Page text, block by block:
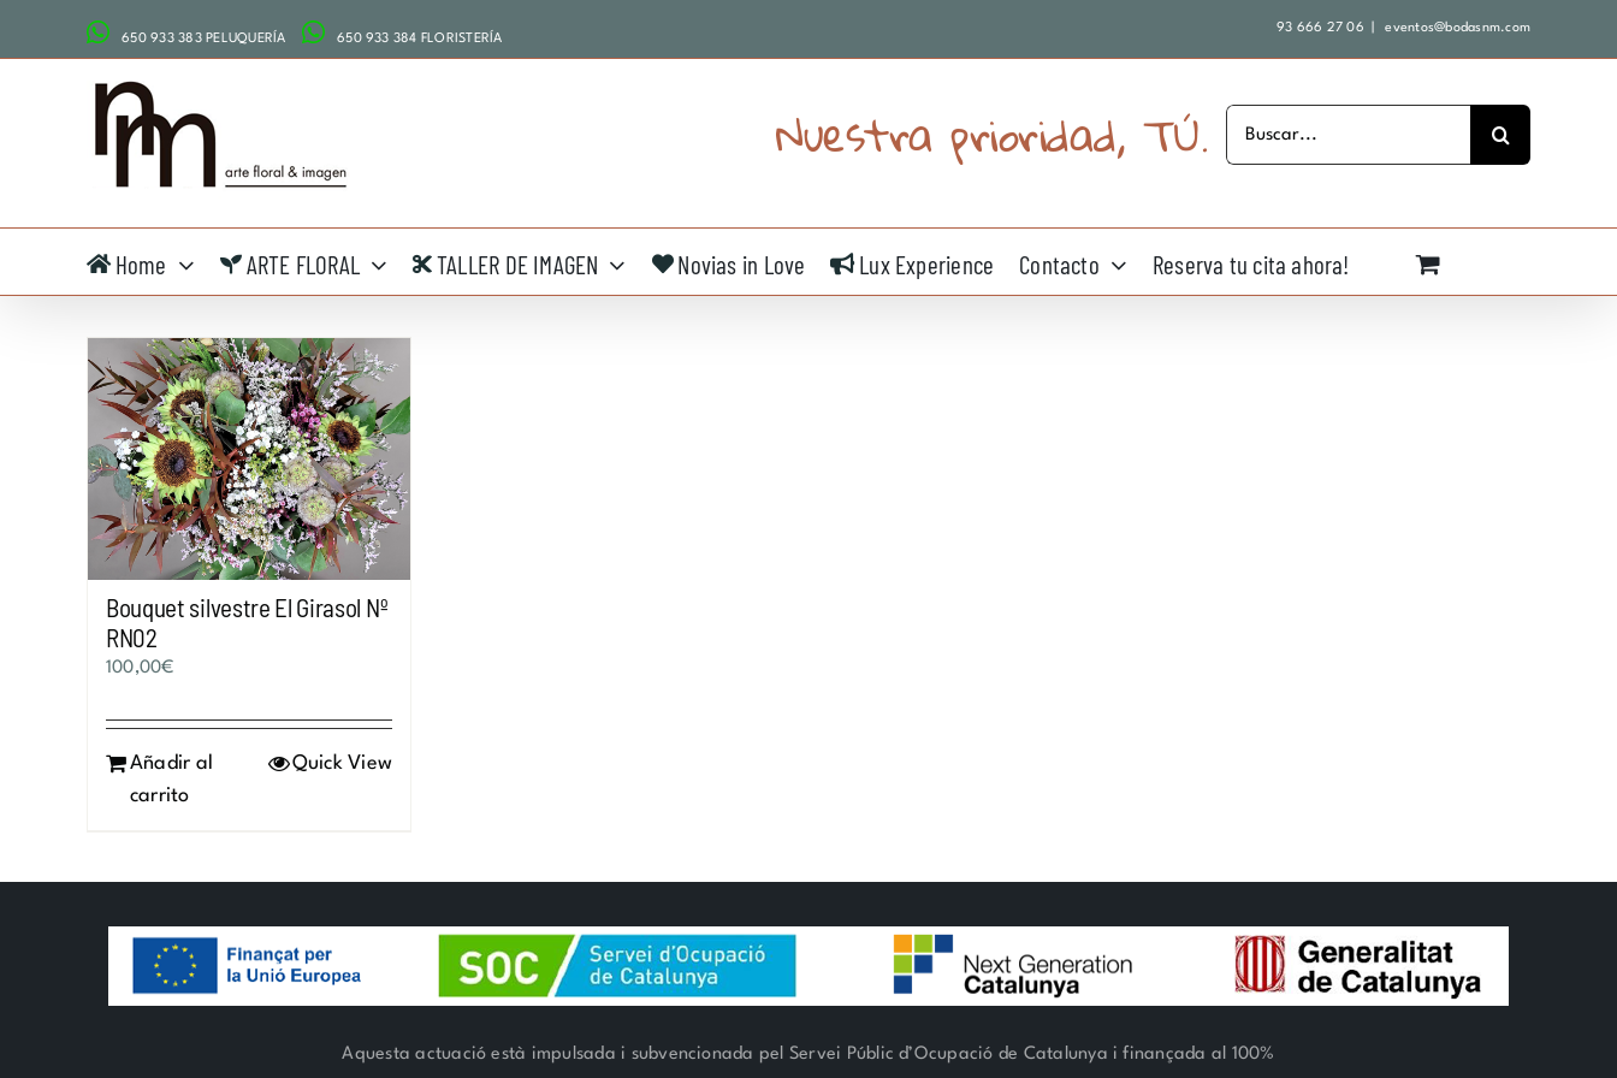
650 933 383 PELUQUERÍA 650 933 384 FLORISTERÍA
93 666 27 06 eventos@bodasnm.com
Nuestra prioridad, TÚ.
Home ARTE FLORAL TALLER DE IMAGEN Novias in Love Lux Experience Contacto Reserva tu cita ahora!
Bouquet silvestre El Girasol Nº
RN02
100,00€
Añadir al
carrito
Quick View
Aquesta actuació està impulsada i subvencionada pel Servei Públic d’Ocupació de Catalunya i finançada al 100%